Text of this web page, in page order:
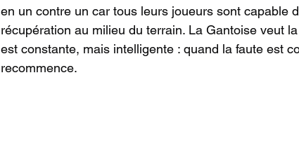
en un contre un car tous leurs joueurs sont capable
récupération au milieu du terrain. La Gantoise veut
est constante, mais intelligente : quand la faute est
recommence.